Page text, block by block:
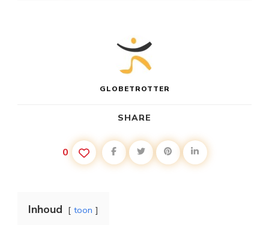
GLOBETROTTER
SHARE
0
Inhoud toon